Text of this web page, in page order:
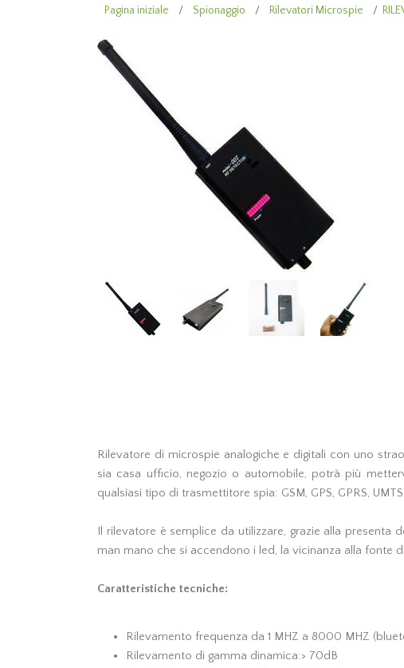
Pagina iniziale / Spionaggio / Rilevatori Microspie /
Rilevatore di microspie analogiche e digitali con uno
sia casa ufficio, negozio o automobile, potrà più
qualsiasi tipo di trasmettitore spia: GSM, GPS, GPRS,
Il rilevatore è semplice da utilizzare, grazie alla
man mano che si accendono i led, la vicinanza alla fonte
Caratteristiche tecniche:
Rilevamento frequenza da 1 MHZ a 8000 MHZ
Rilevamento di gamma dinamica:> 70dB